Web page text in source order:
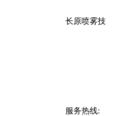
长原喷雾技
服务热线: